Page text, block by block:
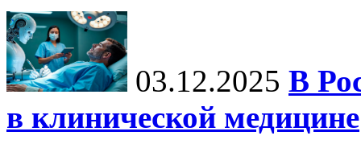
03.12.2025 В
в клинической медицине